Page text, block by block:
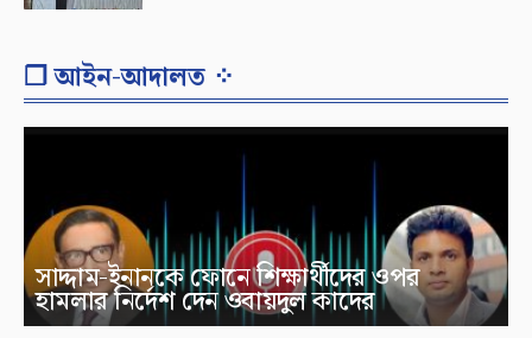
❐ আইন-আদালত ⁘
সাদ্দাম-ইনানকে ফোনে শিক্ষার্থীদের ওপর
হামলার নির্দেশ দেন ওবায়দুল কাদের